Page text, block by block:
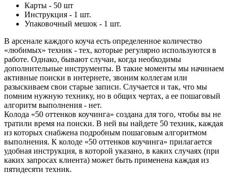
Карты - 50 шт
Инструкция - 1 шт.
Упаковочный мешок - 1 шт.
В арсенале каждого коуча есть определенное количество
«любимых» техник - тех, которые регулярно используются в
работе. Однако, бывают случаи, когда необходимы
дополнительные инструменты. В такие моменты мы начинаем
активные поиски в интернете, звоним коллегам или
разыскиваем свои старые записи. Случается и так, что мы
помним нужную технику, но в общих чертах, а ее пошаговый
алгоритм выполнения - нет.
Колода «50 оттенков коучинга» создана для того, чтобы вы не
тратили время на поиски. В ней вы найдете 50 техник, каждая
из которых снабжена подробным пошаговым алгоритмом
выполнения. К колоде «50 оттенков коучинга» прилагается
удобная инструкция, в которой указано, в каких случаях (при
каких запросах клиента) может быть применена каждая из
пятидесяти техник.